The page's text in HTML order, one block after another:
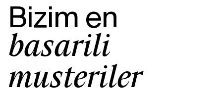
Bizim en
başarılı
müşteriler